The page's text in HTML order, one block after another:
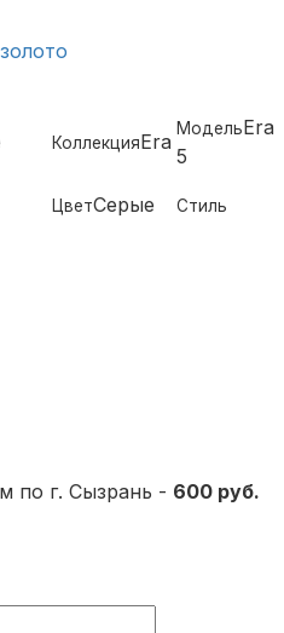
КоллекцияEra
МодельEra
5
ЦветСерые Стиль
по г. Сызрань - 600 руб.